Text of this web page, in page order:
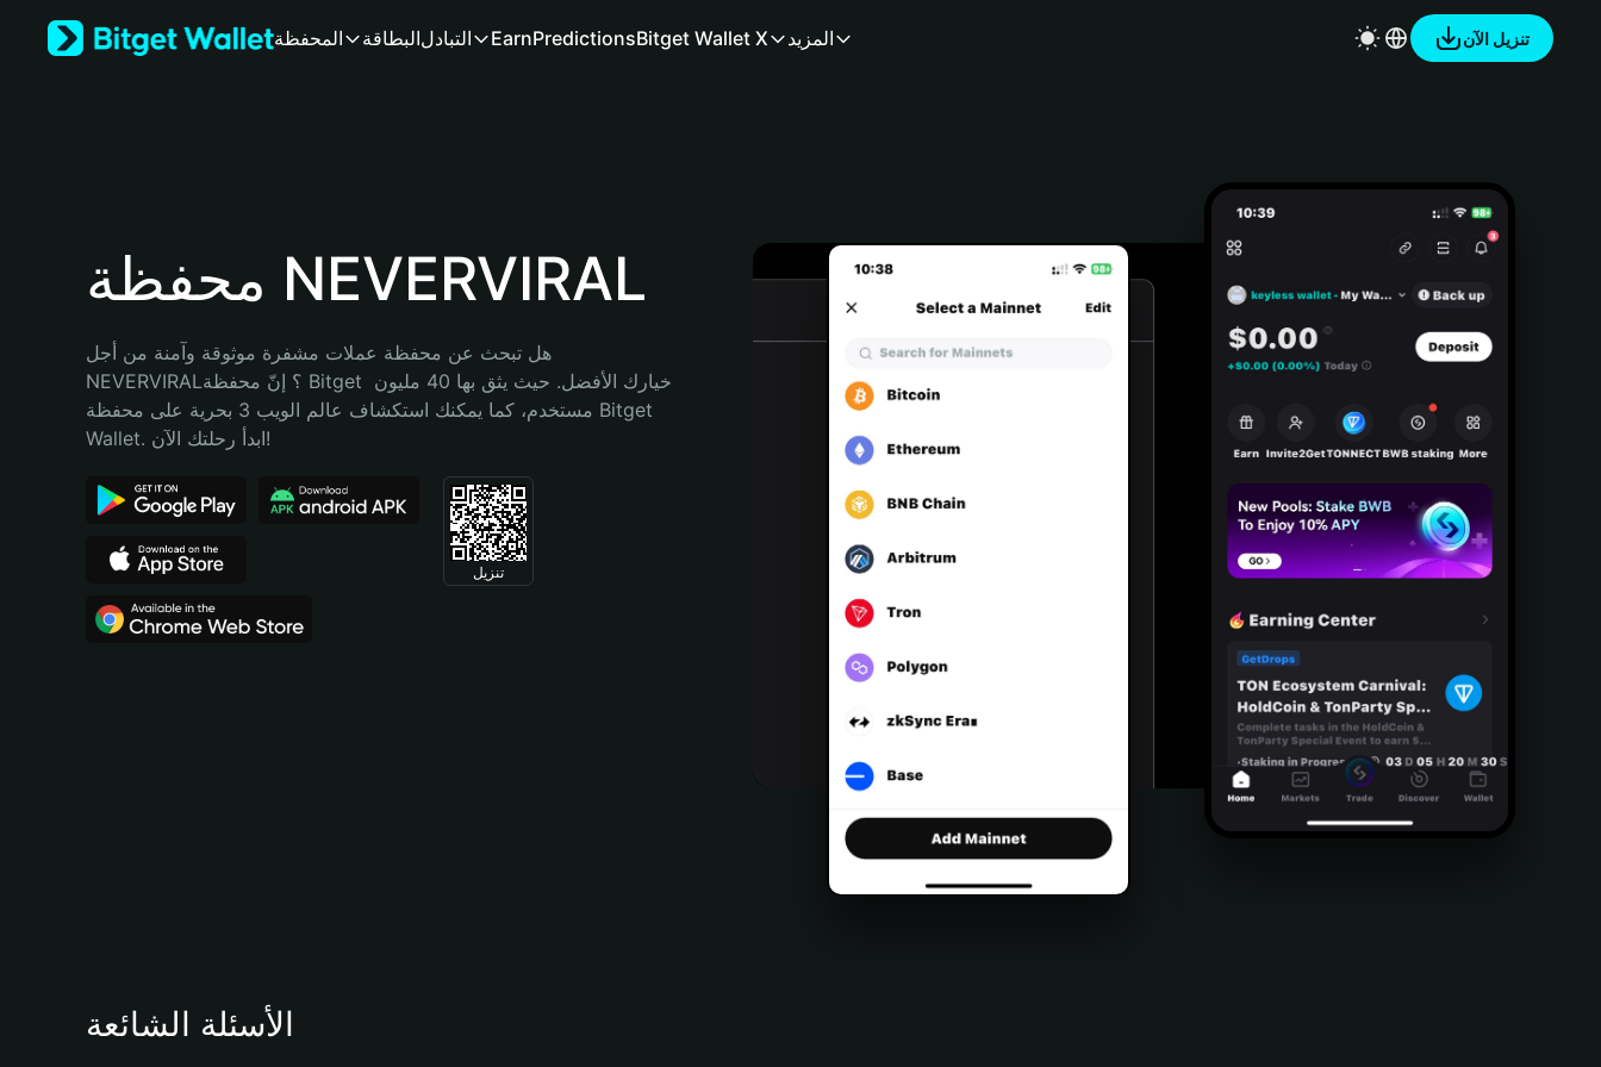
Bahasa Indonesia
Português (Brasil)
المحفظة البطاقةالتبادل EarnPredictionsBitget Wallet X المزيد تنزيل الآن
محفظة NEVERVIRAL
هل تبحث عن محفظة عملات مشفرة موثوقة وآمنة من أجل
NEVERVIRAL؟ إنّ محفظة Bitget خيارك الأفضل. حيث يثق بها 40 مليون
مستخدم، كما يمكنك استكشاف عالم الويب 3 بحرية على محفظة Bitget
Wallet. ابدأ رحلتك الآن!
تنزيل
الأسئلة الشائعة